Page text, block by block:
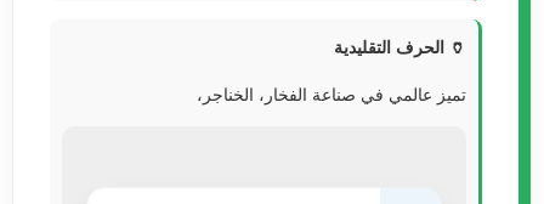
🏺 الحرف التقليدية
تميز عالمي في صناعة الفخار، الخناجر،